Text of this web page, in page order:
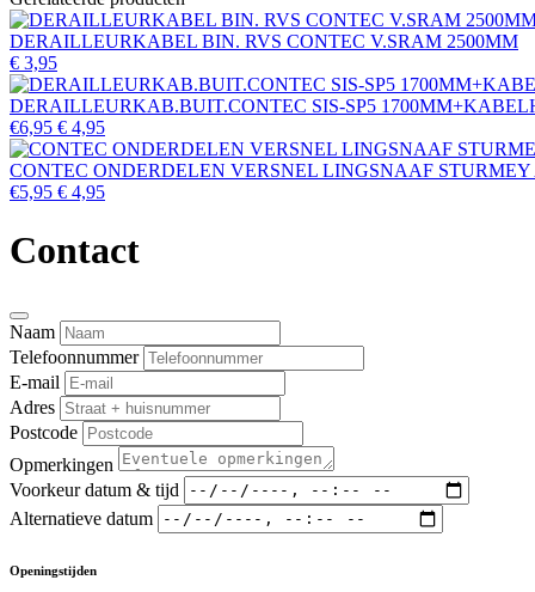
DERAILLEURKABEL BIN. RVS CONTEC V.SRAM 2500MM
€ 3,95
DERAILLEURKAB.BUIT.CONTEC SIS-SP5
€6,95 € 4,95
CONTEC ONDERDELEN VERSNEL LINGSNAAF STURMEY
€5,95 € 4,95
Contact
Naam
Telefoonnummer
E-mail
Adres
Postcode
Opmerkingen
Voorkeur datum & tijd
Alternatieve datum
Openingstijden